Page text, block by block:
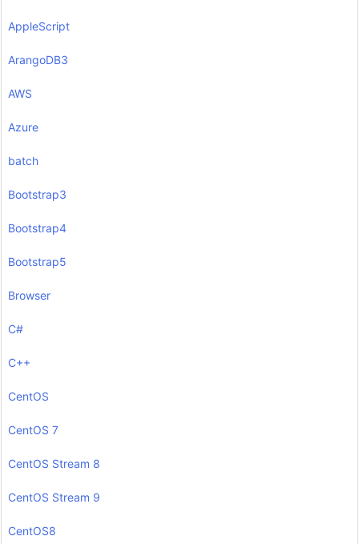
AppleScript
ArangoDB3
AWS
Azure
batch
Bootstrap3
Bootstrap4
Bootstrap5
Browser
C#
C++
CentOS
CentOS 7
CentOS Stream 8
CentOS Stream 9
CentOS8